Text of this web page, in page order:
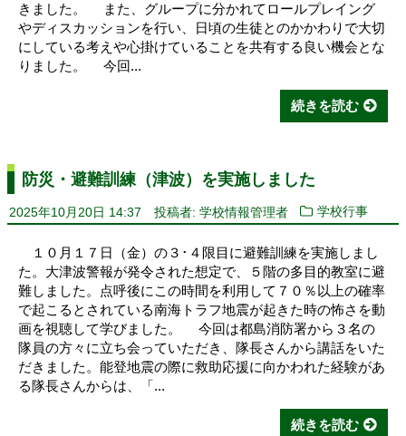
きました。 また、グループに分かれてロールプレイング
やディスカッションを行い、日頃の生徒とのかかわりで大切
にしている考えや心掛けていることを共有する良い機会とな
りました。 今回...
続きを読む
防災・避難訓練（津波）を実施しました
2025年10月20日 14:37 投稿者: 学校情報管理者 学校行事
１０月１７日（金）の３･４限目に避難訓練を実施しまし
た。大津波警報が発令された想定で、５階の多目的教室に避
難しました。点呼後にこの時間を利用して７０％以上の確率
で起こるとされている南海トラフ地震が起きた時の怖さを動
画を視聴して学びました。 今回は都島消防署から３名の
隊員の方々に立ち会っていただき、隊長さんから講話をいた
だきました。能登地震の際に救助応援に向かわれた経験があ
る隊長さんからは、「...
続きを読む